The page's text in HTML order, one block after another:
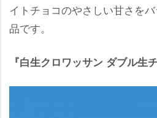
イトチョコのやさしい甘さを
品です。
『白生クロワッサン ダブル生